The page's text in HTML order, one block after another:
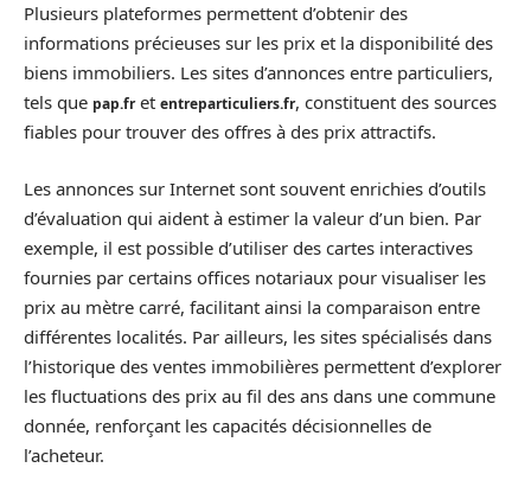
Plusieurs plateformes permettent d’obtenir des
informations précieuses sur les prix et la disponibilité des
biens immobiliers. Les sites d’annonces entre particuliers,
tels que pap.fret entreparticuliers.fr, constituent des sources
fiables pour trouver des offres à des prix attractifs.
Les annonces sur Internet sont souvent enrichies d’outils
d’évaluation qui aident à estimer la valeur d’un bien. Par
exemple, il est possible d’utiliser des cartes interactives
fournies par certains offices notariaux pour visualiser les
prix au mètre carré, facilitant ainsi la comparaison entre
différentes localités. Par ailleurs, les sites spécialisés dans
l’historique des ventes immobilières permettent d’explorer
les fluctuations des prix au fil des ans dans une commune
donnée, renforçant les capacités décisionnelles de
l’acheteur.